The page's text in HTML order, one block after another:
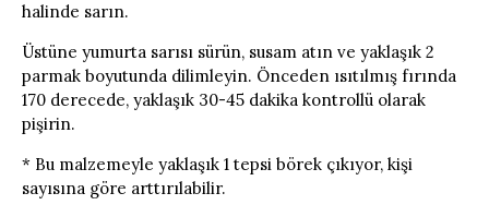
halinde sarın.
Üstüne yumurta sarısı sürün, susam atın ve yaklaşık 2
parmak boyutunda dilimleyin. Önceden ısıtılmış fırında
170 derecede, yaklaşık 30-45 dakika kontrollü olarak
pişirin.
* Bu malzemeyle yaklaşık 1 tepsi börek çıkıyor, kişi
sayısına göre arttırılabilir.